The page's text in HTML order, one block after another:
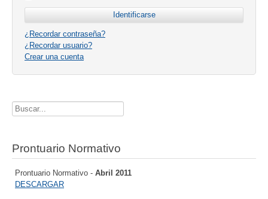
¿Recordar contraseña?
¿Recordar usuario?
Crear una cuenta
Buscador
Prontuario Normativo
Prontuario Normativo - Abril 2011
DESCARGAR